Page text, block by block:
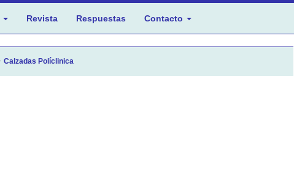
Revista Respuestas Contacto
Calzadas Políclinica